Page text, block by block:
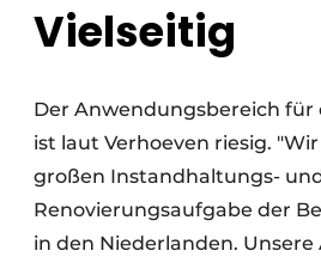
Vielseitig
Der Anwendungsbereich für
ist laut Verhoeven riesig.
großen Instandhaltungs-
Renovierungsaufgabe der
in den Niederlanden.